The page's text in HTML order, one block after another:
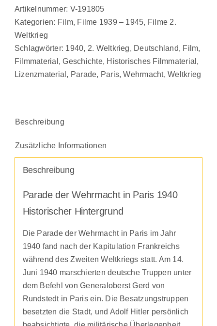
Artikelnummer: V-191805
Kategorien: Film, Filme 1939 – 1945, Filme 2.
Weltkrieg
Schlagwörter: 1940, 2. Weltkrieg, Deutschland, Film,
Filmmaterial ,Geschichte, Historisches Filmmaterial ,
Lizenzmaterial , Parade, Paris,Wehrmacht,Weltkrieg
Beschreibung
Zusätzliche Informationen
Beschreibung
Parade der Wehrmacht in Paris 1940
Historischer Hintergrund
Die Parade der Wehrmacht in Paris im Jahr
1940 fand nach der Kapitulation Frankreichs
während des Zweiten Weltkriegs statt. Am 14.
Juni 1940 marschierten deutsche Truppen unter
dem Befehl von Generaloberst Gerd von
Rundstedt in Paris ein. Die Besatzungstruppen
besetzten die Stadt, und Adolf Hitler persönlich